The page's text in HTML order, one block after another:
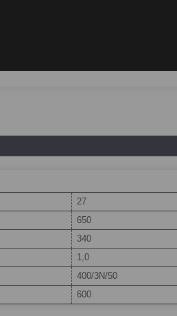
27
650
340
1,0
400/3N/50
600